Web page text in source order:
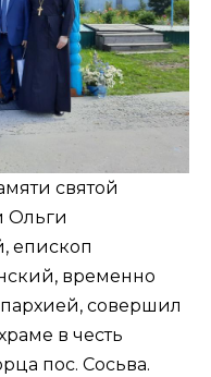
святой
Ольги
епископ
временно
совершил
в честь
пос. Сосьва.